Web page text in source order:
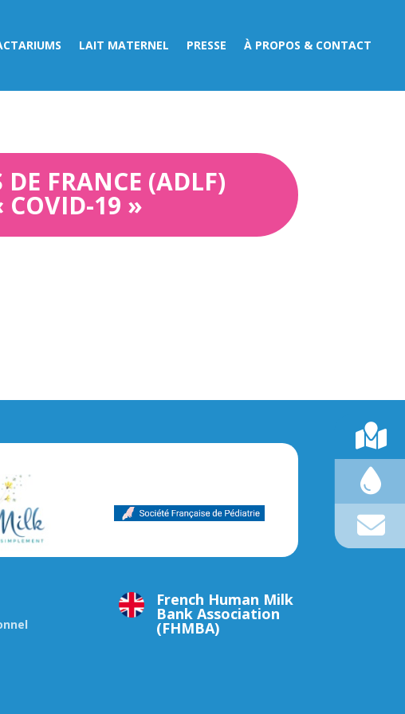
LAIT MATERNEL PRESSE À PROPOS & CONTACT
FRANCE (ADLF)
COVID-19 »
French Human Milk
Bank Association
(FHMBA)